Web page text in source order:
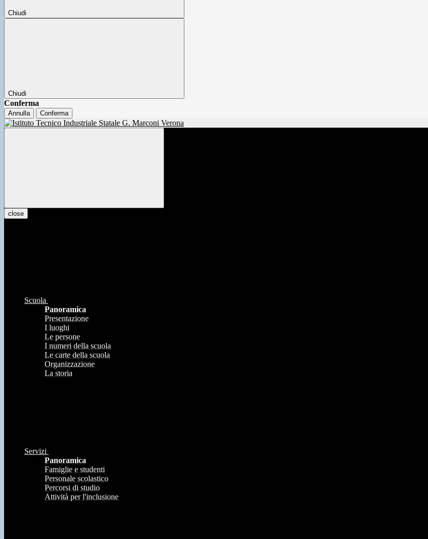
Chiudi
Chiudi
Conferma
Annulla Conferma
close
Scuola
Panoramica
Presentazione
I luoghi
Le persone
I numeri della scuola
Le carte della scuola
Organizzazione
La storia
Servizi
Panoramica
Famiglie e studenti
Personale scolastico
Percorsi di studio
Attività per l'inclusione